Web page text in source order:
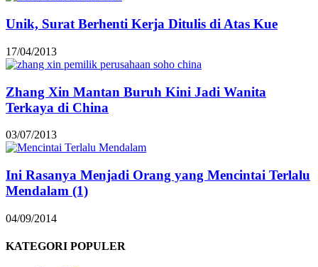
Unik, Surat Berhenti Kerja Ditulis di Atas Kue
17/04/2013
Zhang Xin Mantan Buruh Kini Jadi Wanita
Terkaya di China
03/07/2013
Ini Rasanya Menjadi Orang yang Mencintai Terlalu
Mendalam (1)
04/09/2014
KATEGORI POPULER